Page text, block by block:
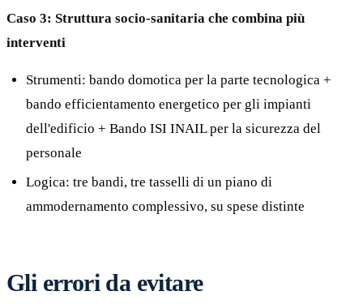
Caso 3: Struttura socio-sanitaria che combina più
interventi
Strumenti: bando domotica per la parte tecnologica +
bando efficientamento energetico per gli impianti
dell'edificio + Bando ISI INAIL per la sicurezza del
personale
Logica: tre bandi, tre tasselli di un piano di
ammodernamento complessivo, su spese distinte
Gli errori da evitare